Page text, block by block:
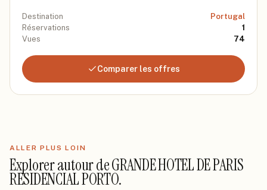
Destination
Portugal
Réservations
1
Vues
74
Comparer les offres
ALLER PLUS LOIN
Explorer autour deGRANDE HOTEL DE PARIS
RESIDENCIAL PORTO.